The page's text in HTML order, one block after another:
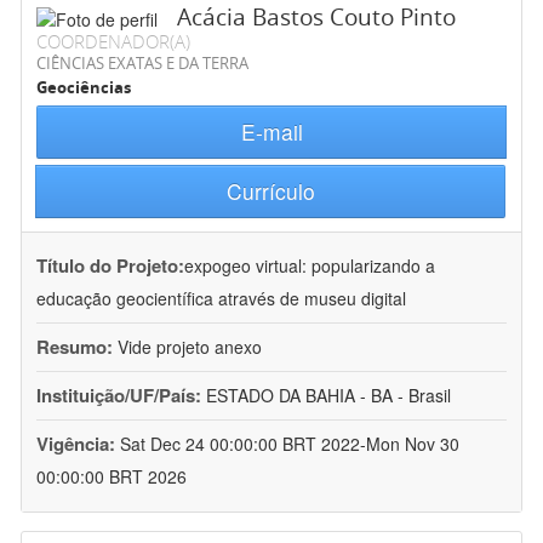
Acácia Bastos Couto Pinto
COORDENADOR(A)
CIÊNCIAS EXATAS E DA TERRA
Geociências
E-mail
Currículo
Título do Projeto:expogeo virtual: popularizando a
educação geocientífica através de museu digital
Resumo: Vide projeto anexo
Instituição/UF/País: ESTADO DA BAHIA - BA - Brasil
Vigência: Sat Dec 24 00:00:00 BRT 2022-Mon Nov 30
00:00:00 BRT 2026